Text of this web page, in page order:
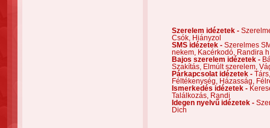
Szerelem idézetek -
Csók,
Hiányzol
SMS idézetek - Szerelmes
nekem,
Kacérkodó,
Randira
Bajos szerelem idézetek -
Szakítás,
Elmúlt szerelem,
Párkapcsolat idézetek -
Féltékenység,
Házasság,
Ismerkedés idézetek -
Találkozás,
Randi
Idegen nyelvű idézetek -
Dich